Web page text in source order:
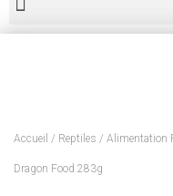
Accueil / Reptiles / Alimentation
Dragon Food 283g